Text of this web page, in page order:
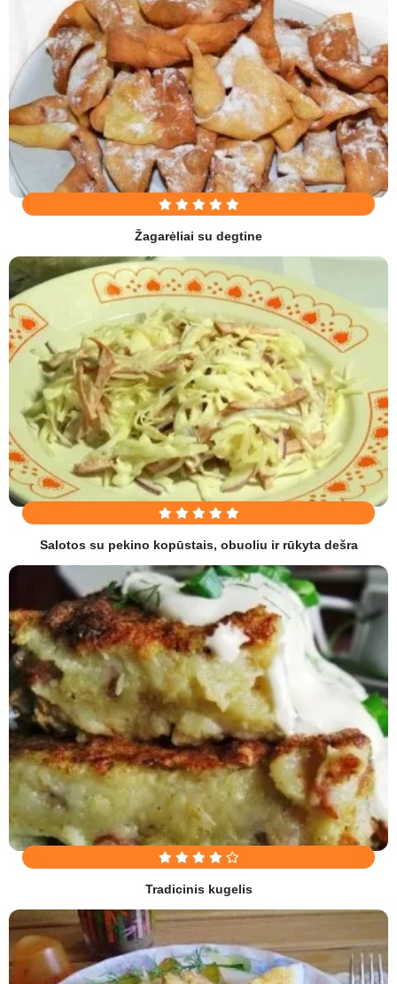
Žagarėliai su degtine
Salotos su pekino kopūstais, obuoliu ir rūkyta dešra
Tradicinis kugelis